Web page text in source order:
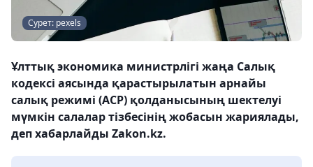
Сурет: pexels
Ұлттық экономика министрлігі жаңа Салық
кодексі аясында қарастырылатын арнайы
салық режимі (АСР) қолданысының шектелуі
мүмкін салалар тізбесінің жобасын жариялады,
деп хабарлайды Zakon.kz.